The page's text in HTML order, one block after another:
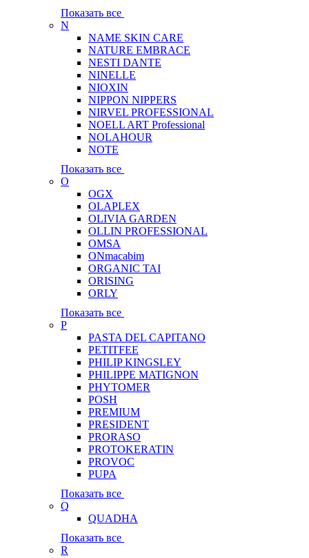
Показать все
N
NAME SKIN CARE
NATURE EMBRACE
NESTI DANTE
NINELLE
NIOXIN
NIPPON NIPPERS
NIRVEL PROFESSIONAL
NOELL ART Professional
NOLAHOUR
NOTE
Показать все
O
OGX
OLAPLEX
OLIVIA GARDEN
OLLIN PROFESSIONAL
OMSA
ONmacabim
ORGANIC TAI
ORISING
ORLY
Показать все
P
PASTA DEL CAPITANO
PETITFEE
PHILIP KINGSLEY
PHILIPPE MATIGNON
PHYTOMER
POSH
PREMIUM
PRESIDENT
PRORASO
PROTOKERATIN
PROVOC
PUPA
Показать все
Q
QUADHA
Показать все
R